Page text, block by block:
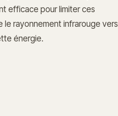
efficace pour limiter ces
le rayonnement infrarouge vers
énergie.